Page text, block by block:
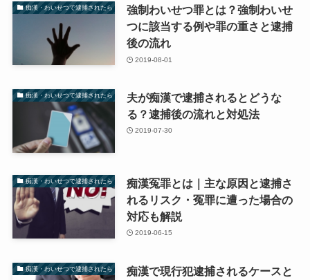
痴漢・わいせつで逮捕されたら
強制わいせつ罪とは？強制わいせ
つに該当する例や罪の重さと逮捕
後の流れ
2019-08-01
痴漢・わいせつで逮捕されたら
夫が痴漢で逮捕されるとどうな
る？逮捕後の流れと対処法
2019-07-30
痴漢・わいせつで逮捕されたら
痴漢冤罪とは｜主な原因と逮捕さ
れるリスク・冤罪に遭った場合の
対応も解説
2019-06-15
痴漢・わいせつで逮捕されたら
痴漢で現行犯逮捕されるケースと